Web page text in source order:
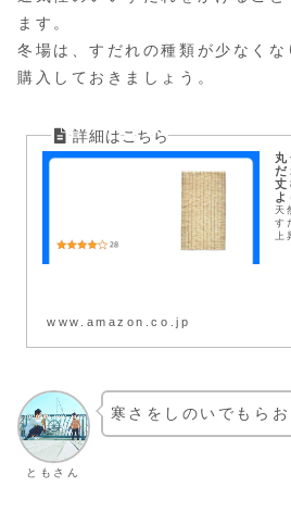
ます。
冬場は、すだれの種類が少なく
購入しておきましょう。
天
す
www.amazon.co.jp
ともさん
寒さをしのいでもらお